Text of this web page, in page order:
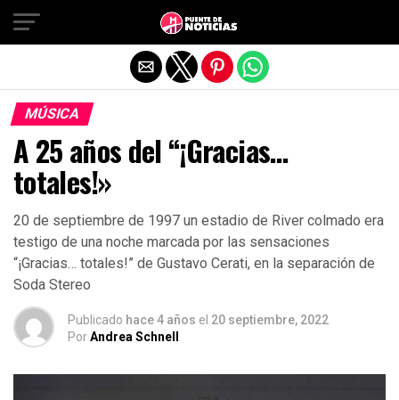
MÚSICA
A 25 años del “¡Gracias…
totales!»
20 de septiembre de 1997 un estadio de River colmado era
testigo de una noche marcada por las sensaciones
“¡Gracias… totales!” de Gustavo Cerati, en la separación de
Soda Stereo
Publicado hace 4 años el 20 septiembre, 2022
PorAndrea Schnell
Salir de la versión móvil